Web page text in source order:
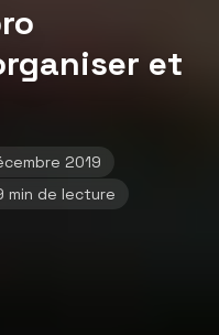
et
2019
min de lecture